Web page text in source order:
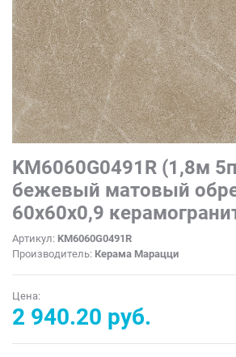
KM6060G0491R (1,8м
бежевый матовый
60x60x0,9
Артикул: KM6060G0491R
Производитель: Керама Марацци
Цена:
2 940.20 руб.